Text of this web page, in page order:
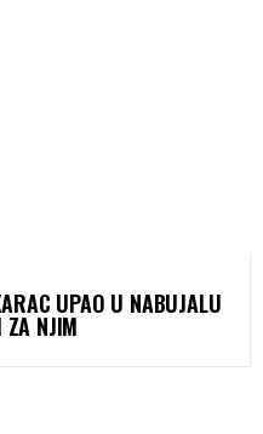
UPAO U NABUJALU
ZA NJIM